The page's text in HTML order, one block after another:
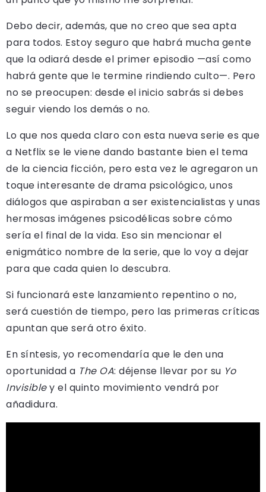
Debo decir, además, que no creo que sea apta
para todos. Estoy seguro que habrá mucha gente
que la odiará desde el primer episodio —así como
habrá gente que le termine rindiendo culto—. Pero
no se preocupen: desde el inicio sabrás si debes
seguir viendo los demás o no.
Lo que nos queda claro con esta nueva serie es que
a Netflix se le viene dando bastante bien el tema
de la ciencia ficción, pero esta vez le agregaron un
toque interesante de drama psicológico, unos
diálogos que aspiraban a ser existencialistas y unas
hermosas imágenes psicodélicas sobre cómo
sería el final de la vida. Eso sin mencionar el
enigmático nombre de la serie, que lo voy a dejar
para que cada quien lo descubra.
Si funcionará este lanzamiento repentino o no,
será cuestión de tiempo, pero las primeras críticas
apuntan que será otro éxito.
En síntesis, yo recomendaría que le den una
oportunidad a The OA: déjense llevar por su Yo
Invisibley el quinto movimiento vendrá por
añadidura.